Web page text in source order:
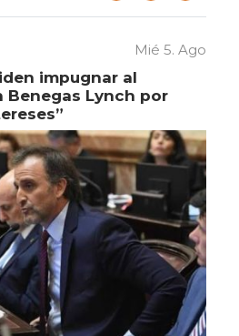
Mié 5. Ago
impugnar al
Benegas Lynch por